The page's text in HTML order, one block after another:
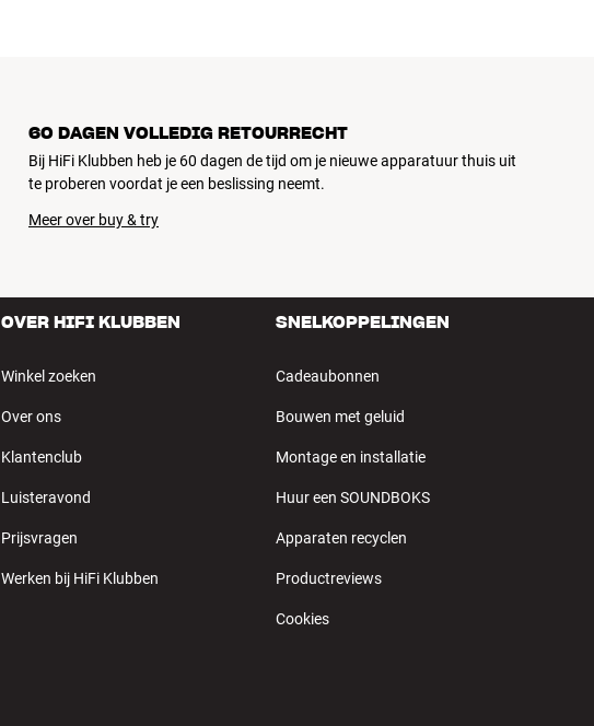
60 DAGEN VOLLEDIG RETOURRECHT
Bij HiFi Klubben heb je 60 dagen de tijd om je nieuwe apparatuur thuis uit
te proberen voordat je een beslissing neemt.
Meer over buy & try
OVER HIFI KLUBBEN
Winkel zoeken
Over ons
Klantenclub
Luisteravond
Prijsvragen
Werken bij HiFi Klubben
SNELKOPPELINGEN
Cadeaubonnen
Bouwen met geluid
Montage en installatie
Huur een SOUNDBOKS
Apparaten recyclen
Productreviews
Cookies